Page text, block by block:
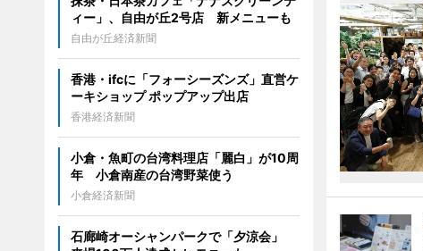
ィー」、自由が丘2号店 新メニューも
自由が丘経済新聞
香港・ifcに「フォーシーズンズ」直営ケ
ーキショップ ポップアップ出店
香港経済新聞
小倉・魚町の台湾料理店「麗白」が10周
年 小倉南産の台湾野菜使う
小倉経済新聞
石廊崎オーシャンパークで「夕涼会」